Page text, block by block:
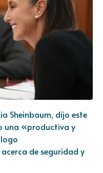
Sheinbaum, dijo este
una «productiva y
acerca de seguridad y